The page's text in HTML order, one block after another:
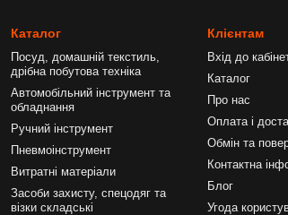
Каталог
Посуд, домашній текстиль,
дрібна побутова техніка
Автомобільний інструмент та
обладнання
Ручний інструмент
Пневмоінструмент
Витратні матеріали
Засоби захисту, спецодяг та
візки складські
Клієнтам
Вхід до
Каталог
Про нас
Оплата і
Обмін та
Контактна
Блог
Угода